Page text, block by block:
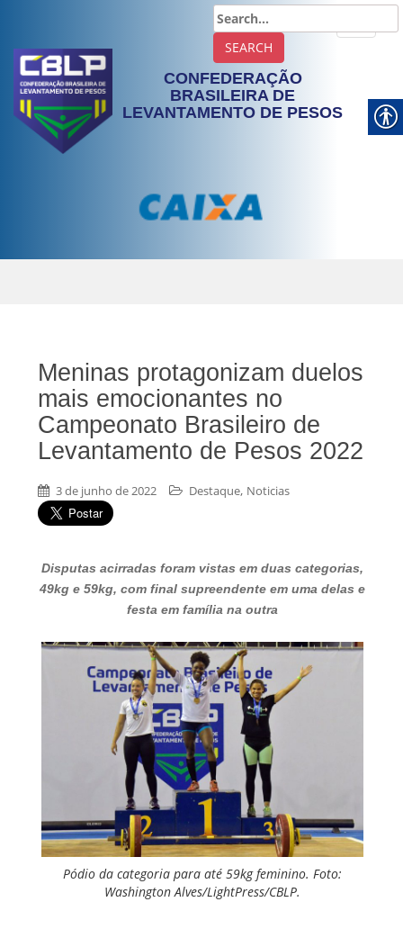
CONFEDERAÇÃO
BRASILEIRA DE
LEVANTAMENTO DE PESOS
Meninas protagonizam duelos
mais emocionantes no
Campeonato Brasileiro de
Levantamento de Pesos 2022
3 de junho de 2022 Destaque, Noticias
Disputas acirradas foram vistas em duas categorias,
49kg e 59kg, com final supreendente em uma delas e
festa em família na outra
Pódio da categoria para até 59kg feminino. Foto:
Washington Alves/LightPress/CBLP.